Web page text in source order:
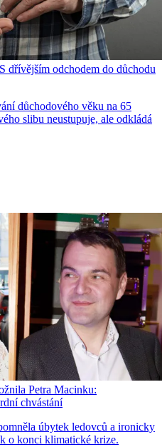
dřívějším odchodem do důchodu
důchodového věku na 65
slibu neustupuje, ale odkládá
Petra Macinku:
chvástání
úbytek ledovců a ironicky
o konci klimatické krize.